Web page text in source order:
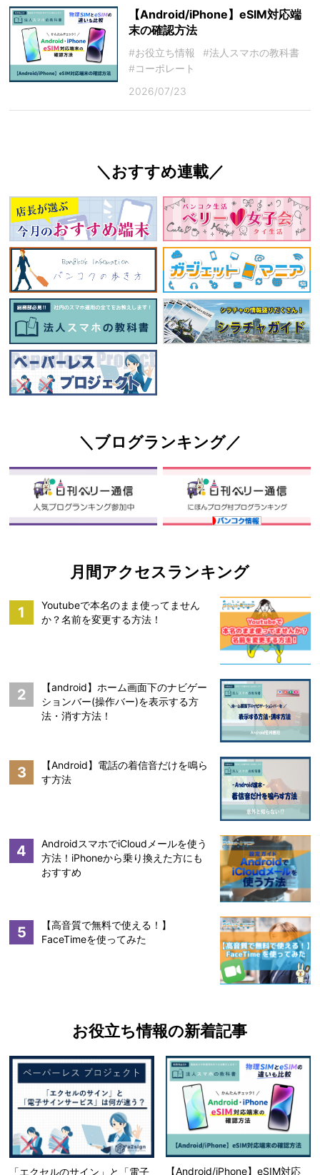
【Android/iPhone】eSIM対応端
末の確認方法
#お役立ち情報
#法人スマホの教科書
#コーポレート
2026/07/23
＼おすすめ連載／
＼ブログランキング／
月間アクセスランキング
1
Youtubeで本名のまま使ってません
か？名前を変更する方法！
2
【android】ホーム画面下のナビゲー
ションバー(操作バー)を表示する方
法・消す方法！
3
【Android】電話の着信音だけを鳴ら
す方法
4
AndroidスマホでiCloudメールを使う
方法！iPhoneから乗り換えた方にも
おすすめ
5
【高音質で無料で使える！】
FaceTimeを使ってみた
お役立ち情報の新着記事
「エクセルのサイン」と「電子 【Android/iPhone】eSIM対応